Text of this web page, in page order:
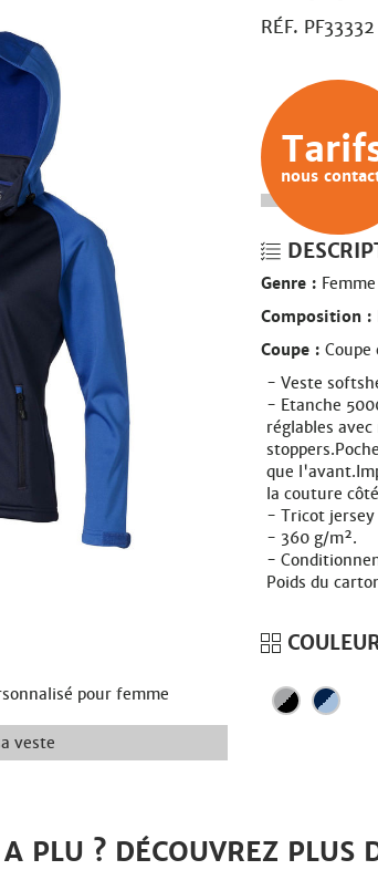
pour femme
veste
RÉF. PF33332
nous
Genre : Femme
Composition :
Coupe : Coupe
Veste
Etanche
réglables
que
la couture
Tricot
360 g/m².
Poids du
PLU ? DÉCOUVREZ PLUS